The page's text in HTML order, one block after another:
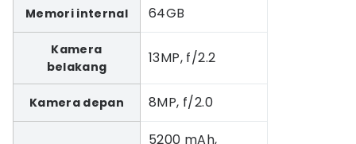
Memori internal 64GB
Kamera
belakang
13MP, f/2.2
Kamera depan 8MP, f/2.0
5200 mAh,